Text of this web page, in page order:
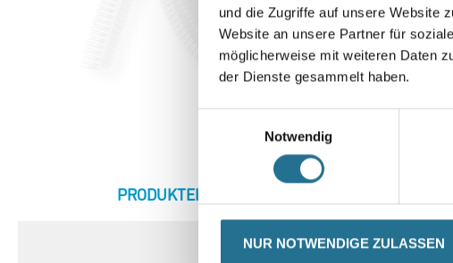
und die Zugriffe auf unsere Website
Website an unsere Partner für
möglicherweise mit weiteren Daten
der Dienste gesammelt haben.
Notwendig
NUR NOTWENDIGE ZULASSEN
CURRENT
PRODUKTEIGENSCHAFTEN